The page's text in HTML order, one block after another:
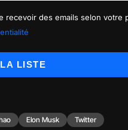
recevoir des emails selon votre
Elon Musk Twitter